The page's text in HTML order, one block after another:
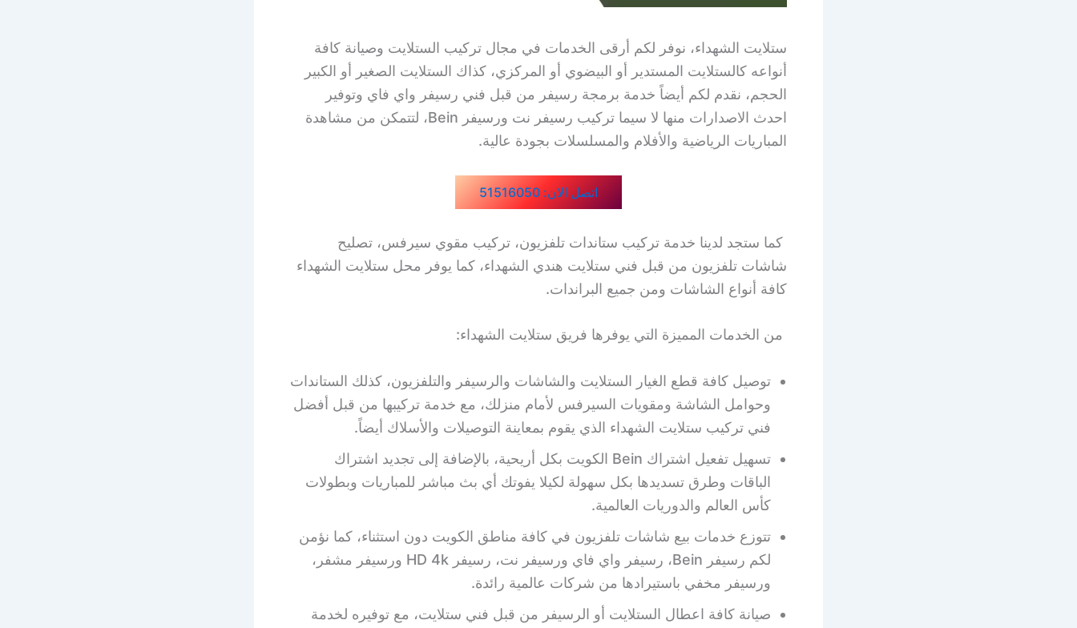
ستلايت الشهداء، نوفر لكم أرقى الخدمات في مجال تركيب الستلايت وصيانة كافة
أنواعه كالستلايت المستدير أو البيضوي أو المركزي، كذاك الستلايت الصغير أو الكبير
الحجم، نقدم لكم أيضاً خدمة برمجة رسيفر من قبل فني رسيفر واي فاي وتوفير
احدث الاصدارات منها لا سيما تركيب رسيفر نت ورسيفر Bein، لتتمكن من مشاهدة
المباريات الرياضية والأفلام والمسلسلات بجودة عالية.
اتصل الان: 51516050
كما ستجد لدينا خدمة تركيب ستاندات تلفزيون، تركيب مقوي سيرفس، تصليح
شاشات تلفزيون من قبل فني ستلايت هندي الشهداء، كما يوفر محل ستلايت الشهداء
كافة أنواع الشاشات ومن جميع البراندات.
من الخدمات المميزة التي يوفرها فريق ستلايت الشهداء:
توصيل كافة قطع الغيار الستلايت والشاشات والرسيفر والتلفزيون، كذلك الستاندات
وحوامل الشاشة ومقويات السيرفس لأمام منزلك، مع خدمة تركيبها من قبل أفضل
فني تركيب ستلايت الشهداء الذي يقوم بمعاينة التوصيلات والأسلاك أيضاً.
تسهيل تفعيل اشتراك Bein الكويت بكل أريحية، بالإضافة إلى تجديد اشتراك
الباقات وطرق تسديدها بكل سهولة لكيلا يفوتك أي بث مباشر للمباريات وبطولات
كأس العالم والدوريات العالمية.
تتوزع خدمات بيع شاشات تلفزيون في كافة مناطق الكويت دون استثناء، كما نؤمن
لكم رسيفر Bein، رسيفر واي فاي ورسيفر نت، رسيفر HD 4k ورسيفر مشفر،
ورسيفر مخفي باستيرادها من شركات عالمية رائدة.
صيانة كافة اعطال الستلايت أو الرسيفر من قبل فني ستلايت، مع توفيره لخدمة